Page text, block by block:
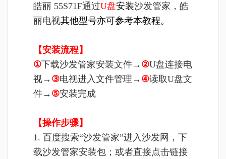
皓丽 55S71F通过U盘安装沙发管家， 皓
丽电视其他型号亦可参考本教程。
【安装流程】
①下载沙发管家安装文件→ ②U盘连接电
视→ ③电视进入文件管理→ ④读取U盘文
件→ ⑤安装完成
【操作步骤】
1. 百度搜索“沙发管家”进入沙发网，下
载沙发管家安装包；或者直接点击链接